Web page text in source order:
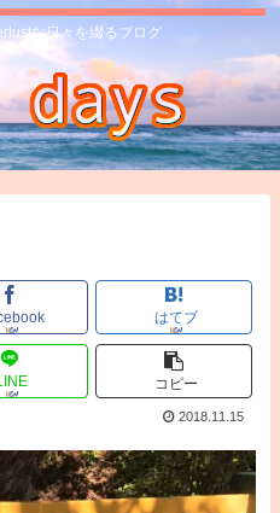
な日々を綴るブログ
はてブ
コピー
2018.11.15